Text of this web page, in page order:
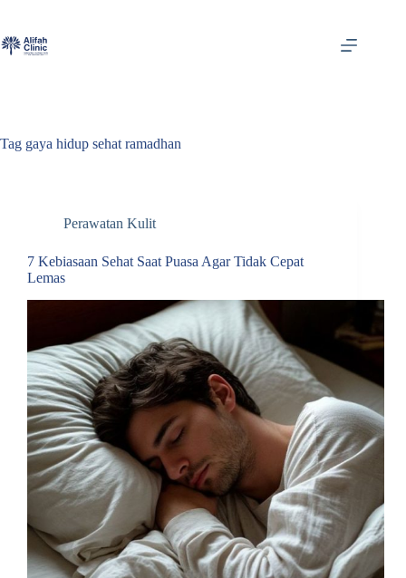
content
Tag gaya hidup sehat ramadhan
Perawatan Kulit
7 Kebiasaan Sehat Saat Puasa Agar Tidak Cepat
Lemas